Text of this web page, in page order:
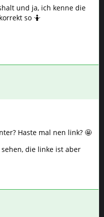
und ja, ich kenne die
so 🤷
Haste mal nen link? 🤩
die linke ist aber